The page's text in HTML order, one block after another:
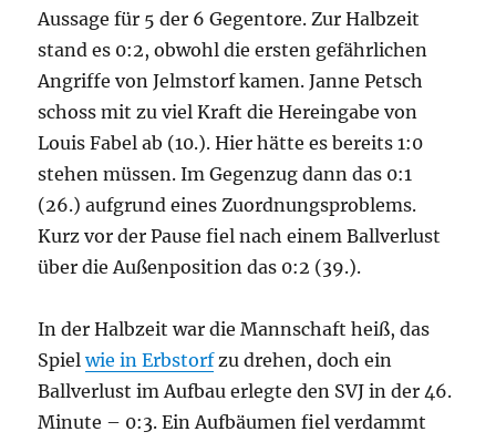
Aussage für 5 der 6 Gegentore. Zur Halbzeit
stand es 0:2, obwohl die ersten gefährlichen
Angriffe von Jelmstorf kamen. Janne Petsch
schoss mit zu viel Kraft die Hereingabe von
Louis Fabel ab (10.). Hier hätte es bereits 1:0
stehen müssen. Im Gegenzug dann das 0:1
(26.) aufgrund eines Zuordnungsproblems.
Kurz vor der Pause fiel nach einem Ballverlust
über die Außenposition das 0:2 (39.).
In der Halbzeit war die Mannschaft heiß, das
Spielwie in Erbstorfzu drehen, doch ein
Ballverlust im Aufbau erlegte den SVJ in der 46.
Minute – 0:3. Ein Aufbäumen fiel verdammt